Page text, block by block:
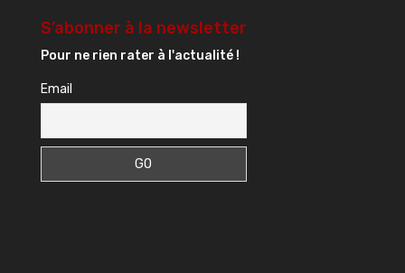
S’abonner à la newsletter
Pour ne rien rater à l'actualité !
Email